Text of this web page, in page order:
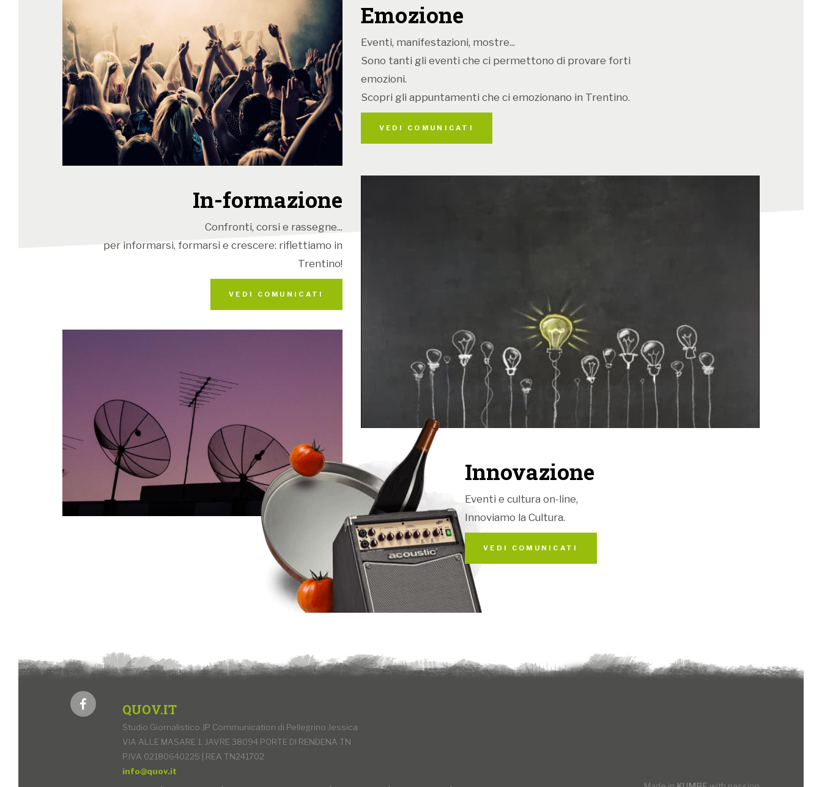
Emozione
Eventi, manifestazioni, mostre...
Sono tanti gli eventi che ci permettono di provare forti
emozioni.
Scopri gli appuntamenti che ci emozionano in Trentino.
VEDI COMUNICATI
In-formazione
Confronti, corsi e rassegne...
per informarsi, formarsi e crescere: riflettiamo in
Trentino!
VEDI COMUNICATI
Innovazione
Eventi e cultura on-line,
Innoviamo la Cultura.
VEDI COMUNICATI
QUOV.IT
Studio Giornalistico JP Communication di Pellegrino Jessica
VIA ALLE MASARE 1, JAVRE 38094 PORTE DI RENDENA TN
P.IVA 02180640225 | REA TN241702
info@quov.it